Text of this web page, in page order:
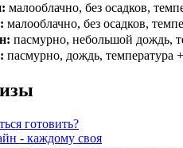
малооблачно, без осадков,
малооблачно, без осадков,
пасмурно, небольшой дождь,
пасмурно, дождь,
готовить?
- каждому своя